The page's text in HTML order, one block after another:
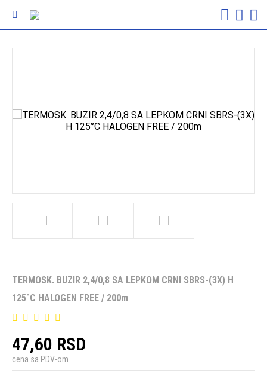
TERMOSK. BUZIR 2,4/0,8 SA LEPKOM CRNI SBRS-(3X) H
125°C HALOGEN FREE / 200m
47,60 RSD
cena sa PDV-om